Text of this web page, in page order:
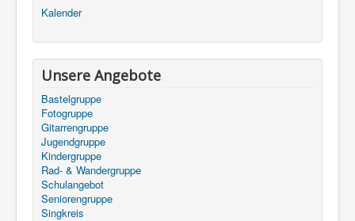
Kalender
Unsere Angebote
Bastelgruppe
Fotogruppe
Gitarrengruppe
Jugendgruppe
Kindergruppe
Rad- & Wandergruppe
Schulangebot
Seniorengruppe
Singkreis